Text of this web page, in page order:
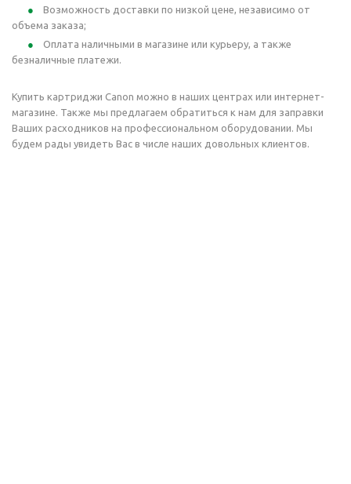
Возможность доставки по низкой цене, независимо от
объема заказа;
Оплата наличными в магазине или курьеру, а также
безналичные платежи.
Купить картриджи Canon можно в наших центрах или интернет-
магазине. Также мы предлагаем обратиться к нам для заправки
Ваших расходников на профессиональном оборудовании. Мы
будем рады увидеть Вас в числе наших довольных клиентов.